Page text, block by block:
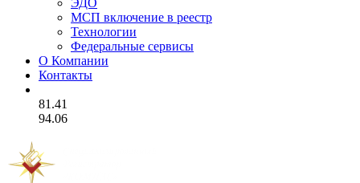
ЭДО
МСП включение в реестр
Технологии
Федеральные сервисы
О Компании
Контакты
81.41
94.06